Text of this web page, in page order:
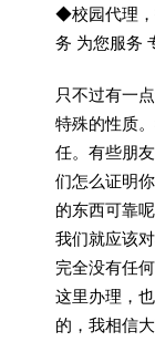
◆校园代理，
务 为您服务
只不过有一
特殊的性质
任。有些朋
们怎么证明
的东西可靠
我们就应该
完全没有任
这里办理，
的，我相信